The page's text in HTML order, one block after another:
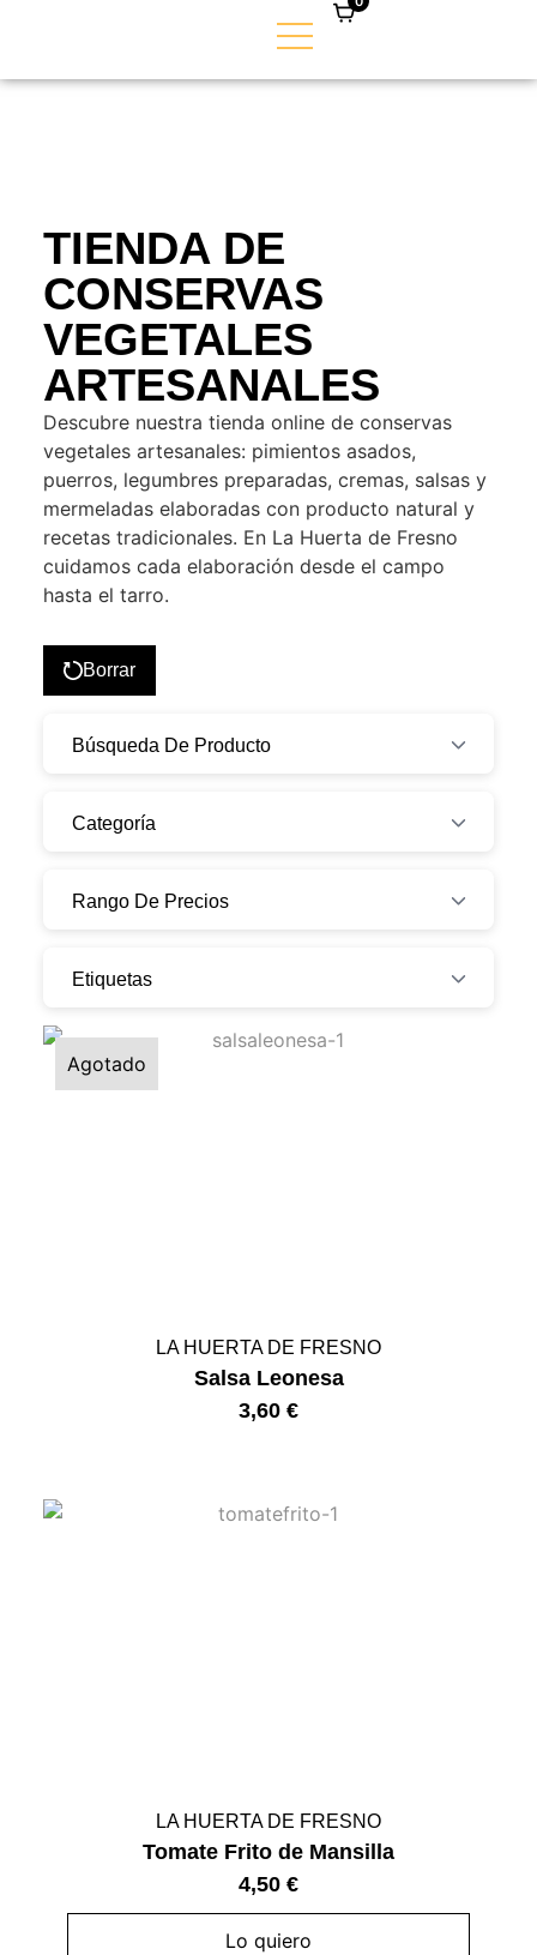
TIENDA DE
CONSERVAS
VEGETALES
ARTESANALES
Descubre nuestra tienda online de conservas
vegetales artesanales: pimientos asados,
puerros, legumbres preparadas, cremas, salsas y
mermeladas elaboradas con producto natural y
recetas tradicionales. En La Huerta de Fresno
cuidamos cada elaboración desde el campo
hasta el tarro.
Búsqueda De Producto
Rango De Precios
Categoría
Etiquetas
Borrar
Agotado
LA HUERTA DE FRESNO
Salsa Leonesa
3,60 €
LA HUERTA DE FRESNO
Tomate Frito de Mansilla
4,50 €
Lo quiero